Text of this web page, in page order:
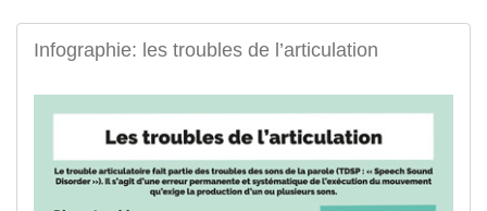
Infographie: les troubles de l’articulation